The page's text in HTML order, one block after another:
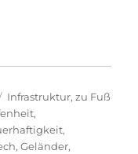
Kategorien
Infrastruktur,zu Fuß
,
,
,Geländer,